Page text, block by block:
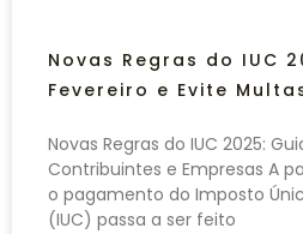
Novas Regras do IUC
Fevereiro e Evite
Novas Regras do IUC 2025:
Contribuintes e Empresas A
o pagamento do Imposto
(IUC) passa a ser feito